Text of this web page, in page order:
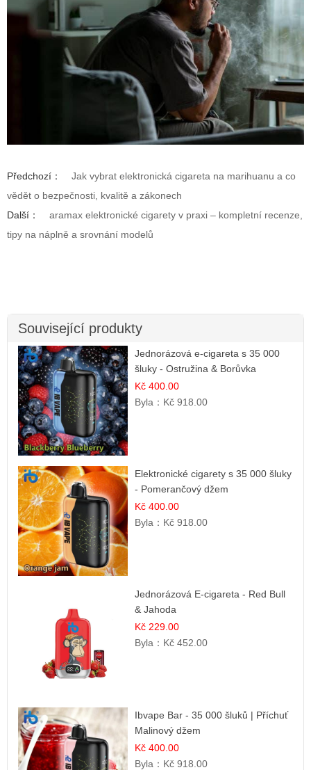
Předchozí：
Jak vybrat elektronická cigareta na marihuanu a co
vědět o bezpečnosti, kvalitě a zákonech
Další：
aramax elektronické cigarety v praxi – kompletní recenze,
tipy na náplně a srovnání modelů
Související produkty
Jednorázová e-cigareta s 35 000
šluky - Ostružina & Borůvka
Kč 400.00
Byla： Kč 918.00
Elektronické cigarety s 35 000 šluky
- Pomerančový džem
Kč 400.00
Byla： Kč 918.00
Jednorázová E-cigareta - Red Bull
& Jahoda
Kč 229.00
Byla： Kč 452.00
Ibvape Bar - 35 000 šluků | Příchuť
Malinový džem
Kč 400.00
Byla： Kč 918.00